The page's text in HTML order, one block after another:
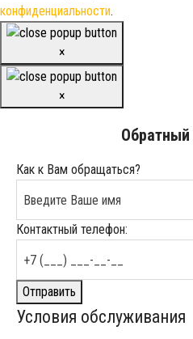
конфиденциальности.
×
×
Обратный
Как к Вам обращаться?
Контактный телефон:
Отправить
Условия обслуживания